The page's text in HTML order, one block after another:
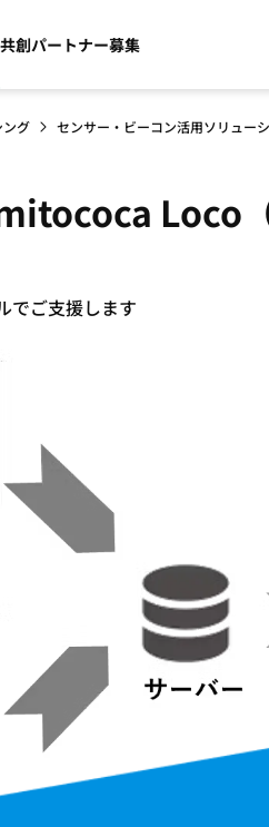
共創パートナー募集
ング センサー・ビーコン活用ソリュー
Loco
でご支援します